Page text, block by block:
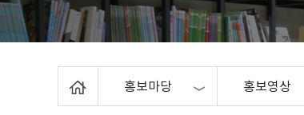
홍보마당 홍보영상